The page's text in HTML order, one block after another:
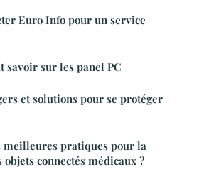
Euro Info pour un service
savoir sur les panel PC
et solutions pour se protéger
meilleures pratiques pour la
connectés médicaux ?